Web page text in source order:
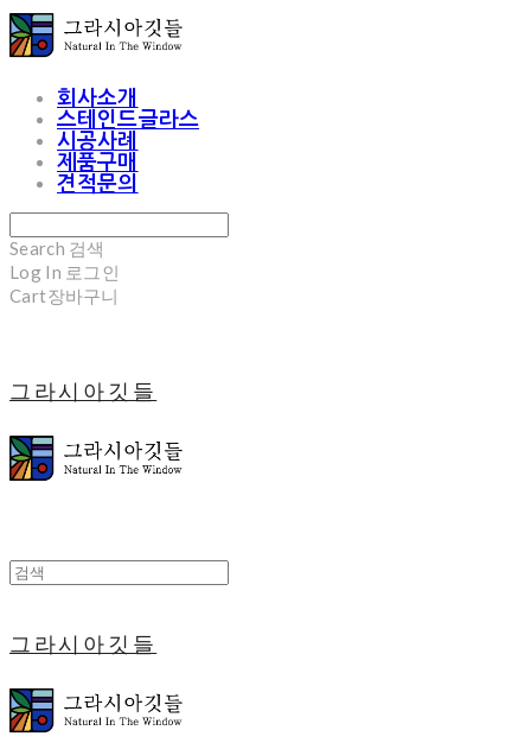
회사소개
스테인드글라스
시공사례
제품구매
견적문의
Search 검색
Log In 로그인
Cart장바구니
그라시아깃들
그라시아깃들